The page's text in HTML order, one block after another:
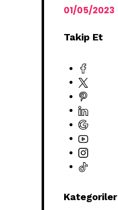
01/05/2023
Takip Et
Kategoriler